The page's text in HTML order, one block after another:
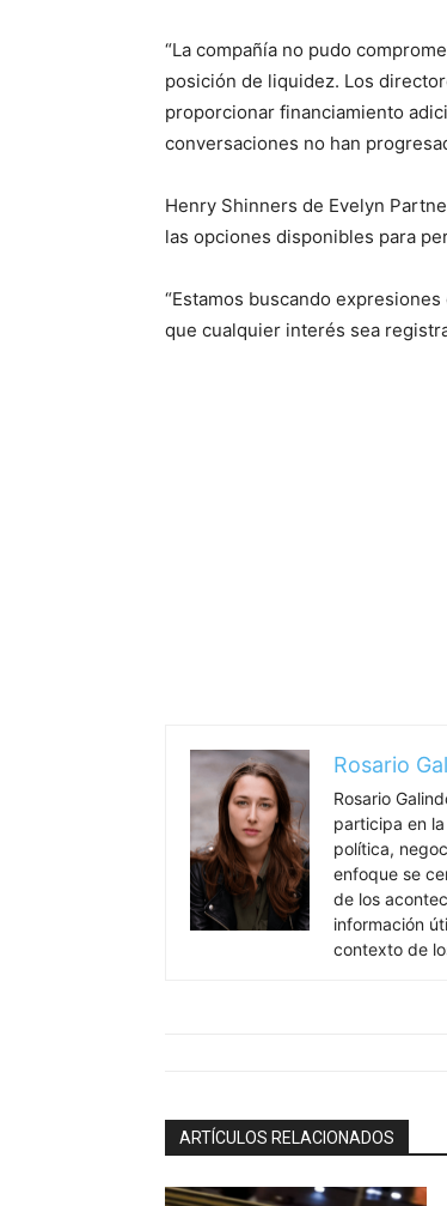
“La compañía no pudo
posición de liquidez. Los
proporcionar financiamiento
conversaciones no han
Henry Shinners de Evelyn
las opciones disponibles para
“Estamos buscando
que cualquier interés sea
Rosario
Rosario
participa en
política,
enfoque se
de los
información
contexto de
ARTÍCULOS RELACIONADOS